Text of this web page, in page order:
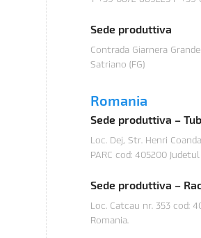
Sede produttiva
Contrada Giarnera
Satriano (FG)
Romania
Sede produttiva –
Loc. Dej, Str. Henri
PARC cod: 405200
Sede produttiva –
Loc. Catcau nr. 353 cod:
Romania.